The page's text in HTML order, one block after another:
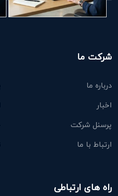
شرکت ما
درباره ما
اخبار
پرسنل شرکت
ارتباط با ما
راه های ارتباطی